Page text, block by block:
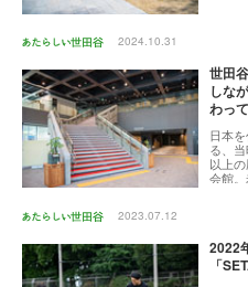
2024.10.31
世田
しな
わっ
日本
る、
以上
会館
きる場
力に
2023.07.12
2022
「